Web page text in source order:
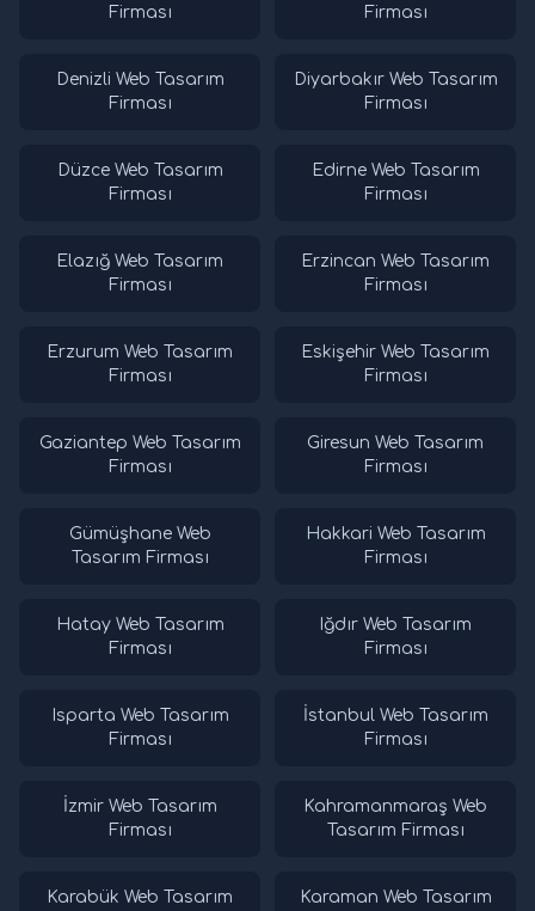
Firması
Firması
Denizli Web Tasarım
Firması
Diyarbakır Web Tasarım
Firması
Düzce Web Tasarım
Firması
Edirne Web Tasarım
Firması
Elazığ Web Tasarım
Firması
Erzincan Web Tasarım
Firması
Erzurum Web Tasarım
Firması
Eskişehir Web Tasarım
Firması
Gaziantep Web Tasarım
Firması
Giresun Web Tasarım
Firması
Gümüşhane Web
Tasarım Firması
Hakkari Web Tasarım
Firması
Hatay Web Tasarım
Firması
Iğdır Web Tasarım
Firması
Isparta Web Tasarım
Firması
İstanbul Web Tasarım
Firması
İzmir Web Tasarım
Firması
Kahramanmaraş Web
Tasarım Firması
Karabük Web Tasarım
Karaman Web Tasarım